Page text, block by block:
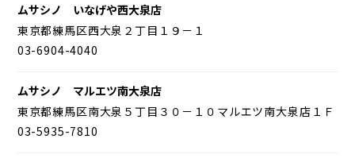
ムサシノ いなげや西大泉店
東京都練馬区西大泉２丁目１９－１
03-6904-4040
ムサシノ マルエツ南大泉店
東京都練馬区南大泉５丁目３０－１０マルエツ南大泉店１Ｆ
03-5935-7810